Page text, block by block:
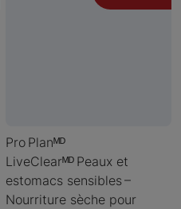
Pro Planᴹᴰ
LiveClearᴹᴰ Peaux et
estomacs sensibles –
Nourriture sèche pour